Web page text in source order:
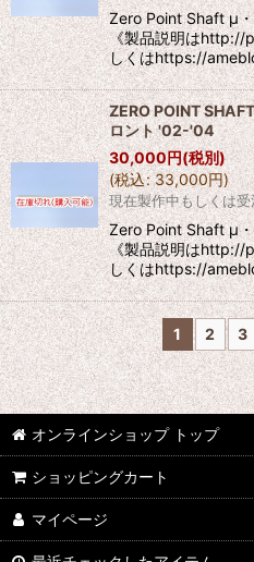
Zero Point Shaft μ
《製品説明はhttp://
しくはhttps://
ZERO POINT
ロント '02-'04
30,000円(税別)
(税込: 33,000円)
現在製作中もしくは
Zero Point Shaft μ
《製品説明はhttp://
しくはhttps://
1 2 3
オンラインショップ トップ
ショッピングカート
マイページ